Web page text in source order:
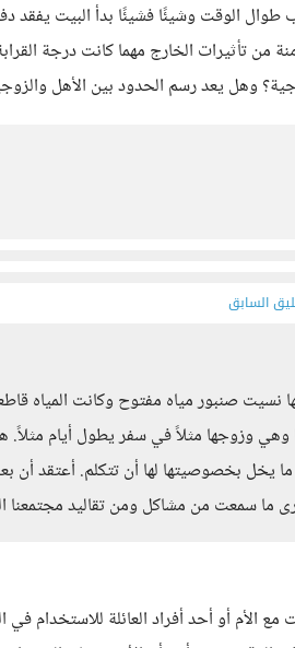
الوقت وشيئًا فشيئًا بدأ البيت يفقد
من تأثيرات الخارج مهما كانت درجة
وهل يعد رسم الحدود بين الأهل
السابق
نسيت صنبور مياه مفتوح وكانت المياه
وزوجها مثلاً في سفر يطول أيام مثلاً.
بخصوصيتها لها أن تتكلم. أعتقد أن
ما سمعت من مشاكل ومن تقاليد مجتمعنا
أو أحد أفراد العائلة للاستخدام في